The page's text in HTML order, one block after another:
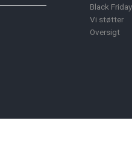
Black Friday
Vi støtter
Oversigt